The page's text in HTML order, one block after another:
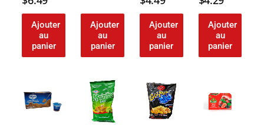
Ajouter
au
panier
Ajouter
au
panier
Ajouter
au
panier
Ajouter
au
panier